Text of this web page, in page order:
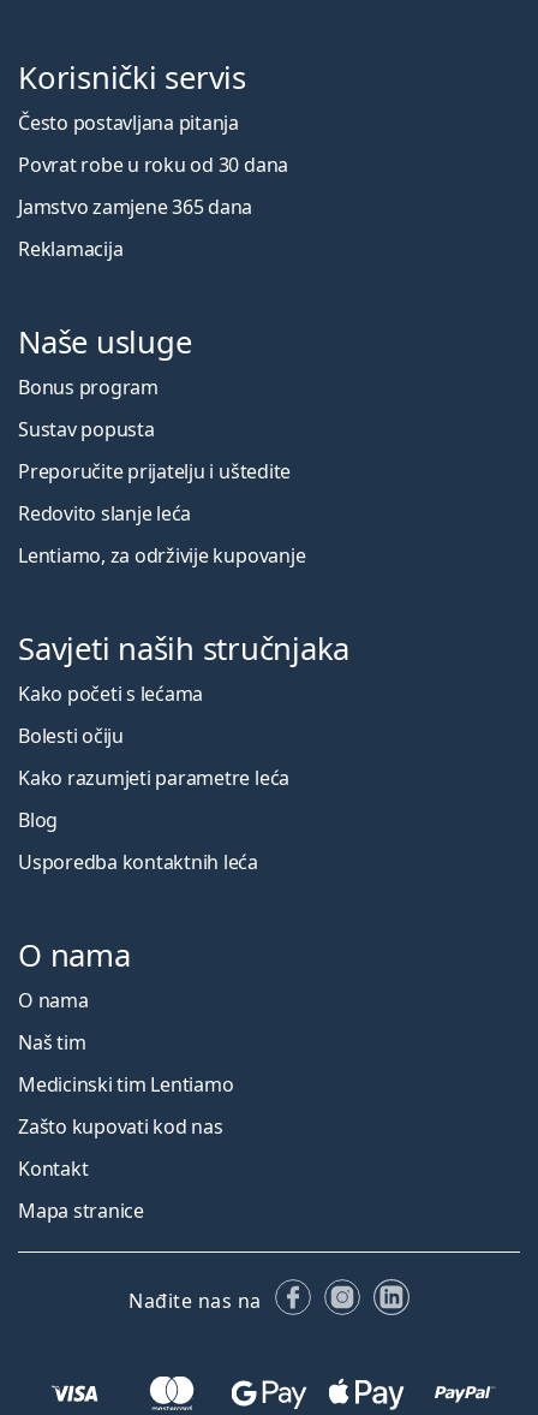
Korisnički servis
Često postavljana pitanja
Povrat robe u roku od 30 dana
Jamstvo zamjene 365 dana
Reklamacija
Naše usluge
Bonus program
Sustav popusta
Preporučite prijatelju i uštedite
Redovito slanje leća
Lentiamo, za održivije kupovanje
Savjeti naših stručnjaka
Kako početi s lećama
Bolesti očiju
Kako razumjeti parametre leća
Blog
Usporedba kontaktnih leća
O nama
O nama
Naš tim
Medicinski tim Lentiamo
Zašto kupovati kod nas
Kontakt
Mapa stranice
Nađite nas na FacebookuInstagramu
LinkedIn